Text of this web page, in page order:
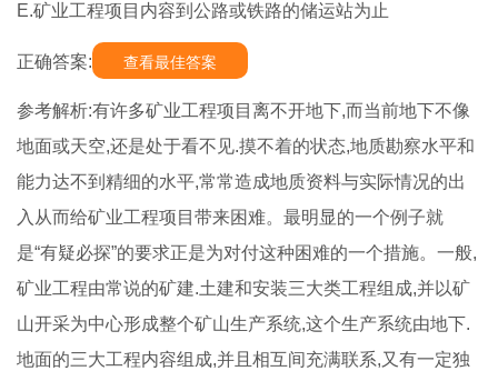
E.矿业工程项目内容到公路或铁路的储运站为止
正确答案: 查看最佳答案
参考解析:有许多矿业工程项目离不开地下,而当前地下不像
地面或天空,还是处于看不见.摸不着的状态,地质勘察水平和
能力达不到精细的水平,常常造成地质资料与实际情况的出
入从而给矿业工程项目带来困难。最明显的一个例子就
是“有疑必探”的要求正是为对付这种困难的一个措施。一般,
矿业工程由常说的矿建.土建和安装三大类工程组成,并以矿
山开采为中心形成整个矿山生产系统,这个生产系统由地下.
地面的三大工程内容组成,并且相互间充满联系,又有一定独